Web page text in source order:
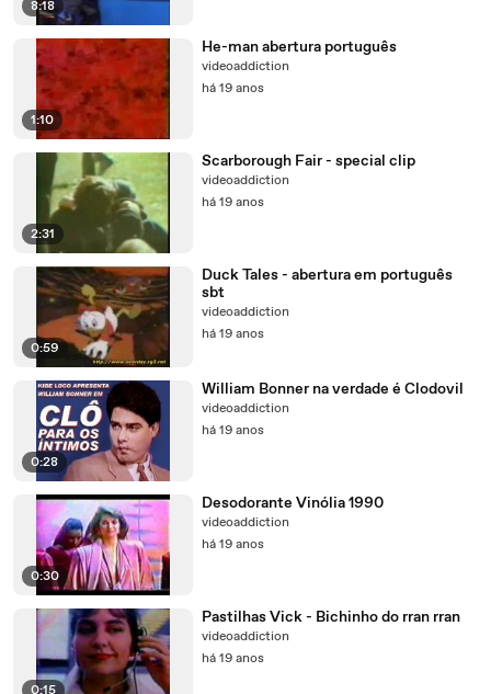
8:18
1:10
He-man abertura português
videoaddiction
há 19 anos
2:31
Scarborough Fair - special clip
videoaddiction
há 19 anos
0:59
Duck Tales - abertura em português
sbt
videoaddiction
há 19 anos
0:28
William Bonner na verdade é Clodovil
videoaddiction
há 19 anos
0:30
Desodorante Vinólia 1990
videoaddiction
há 19 anos
Pastilhas Vick - Bichinho do rran rran
videoaddiction
há 19 anos